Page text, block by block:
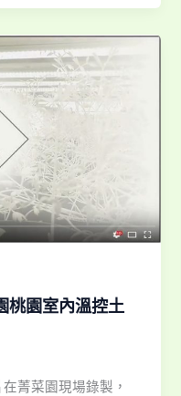
桃園室內溫控土
菁菜園現場錄製，